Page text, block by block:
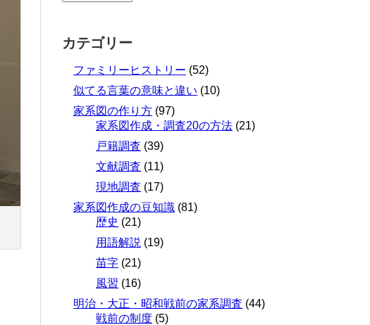
カテゴリー
ファミリーヒストリー (52)
似てる言葉の意味と違い (10)
家系図の作り方 (97)
家系図作成・調査20の方法 (21)
戸籍調査 (39)
文献調査 (11)
現地調査 (17)
家系図作成の豆知識 (81)
歴史 (21)
用語解説 (19)
苗字 (21)
風習 (16)
明治・大正・昭和戦前の家系調査 (44)
戦前の制度 (5)